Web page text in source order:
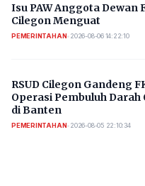
Isu PAW Anggota Dewan
Cilegon Menguat
PEMERINTAHAN• 2026-08-06 14:22:10
RSUD Cilegon Gandeng
Operasi Pembuluh
di Banten
PEMERINTAHAN• 2026-08-05 22:10:34